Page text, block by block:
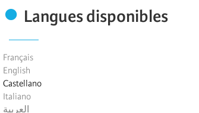
Langues disponibles
Français
English
Castellano
Italiano
العربية